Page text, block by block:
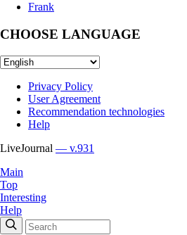
Frank
CHOOSE LANGUAGE
Privacy Policy
User Agreement
Recommendation technologies
Help
LiveJournal — v.931
Main
Top
Interesting
Help